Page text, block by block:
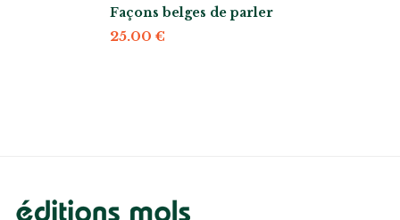
Façons belges de parler
25.00€